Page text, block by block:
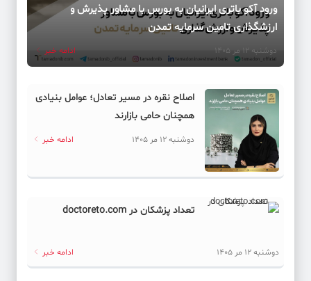
ورود آکو باتری ایرانیان به بورس با مشاور پذیرش و
ارزشگذاری تامین سرمایه تمدن
دوشنبه 12 مر 1405 ادامه خبر
اصلاح نقره در مسیر تعادل؛ عوامل بنیادی
همچنان حامی بازارند
دوشنبه 12 مر 1405 ادامه خبر
تعداد پزشکان در doctoreto.com
دوشنبه 12 مر 1405 ادامه خبر